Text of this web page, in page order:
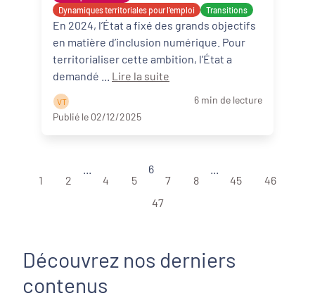
Dynamiques territoriales pour l’emploi
Transitions
En 2024, l’État a fixé des grands objectifs
en matière d’inclusion numérique. Pour
territorialiser cette ambition, l’État a
Lire la suite
V T
6 min de lecture
Publié le 02/12/2025
1 2
4
5
6
7
8
45
46
47
Découvrez nos derniers
contenus